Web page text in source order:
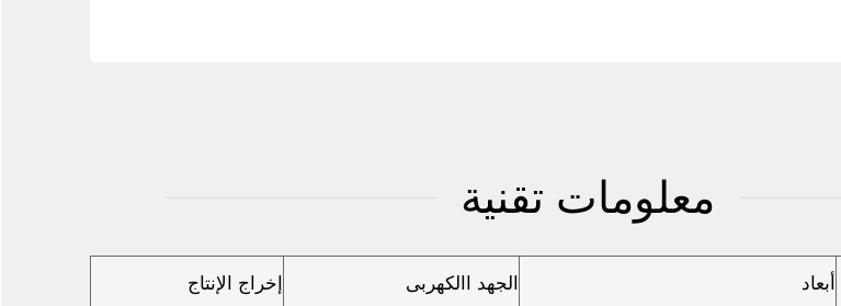
معلومات تقنية
أبعاد الجهد االكهربى إخراج الإنتاج